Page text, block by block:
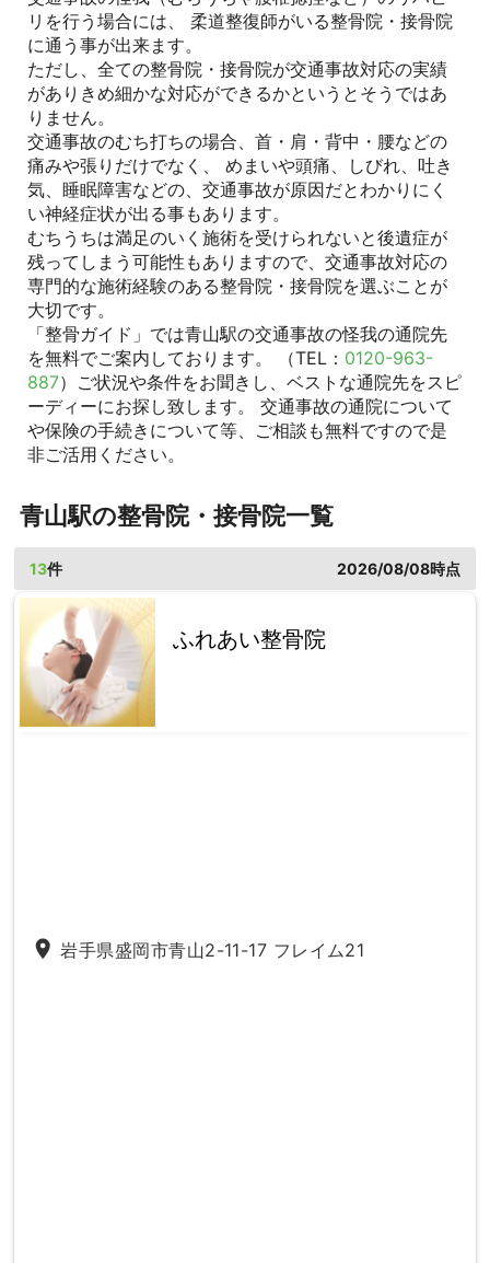
リを行う場合には、 柔道整復師がいる整骨院・接骨院
に通う事が出来ます。
ただし、全ての整骨院・接骨院が交通事故対応の実績
がありきめ細かな対応ができるかというとそうではあ
りません。
交通事故のむち打ちの場合、首・肩・背中・腰などの
痛みや張りだけでなく、 めまいや頭痛、しびれ、吐き
気、睡眠障害などの、交通事故が原因だとわかりにく
い神経症状が出る事もあります。
むちうちは満足のいく施術を受けられないと後遺症が
残ってしまう可能性もありますので、交通事故対応の
専門的な施術経験のある整骨院・接骨院を選ぶことが
大切です。
「整骨ガイド」では青山駅の交通事故の怪我の通院先
を無料でご案内しております。 （TEL： 0120-963-
887）ご状況や条件をお聞きし、ベストな通院先をスピ
ーディーにお探し致します。 交通事故の通院について
や保険の手続きについて等、ご相談も無料ですので是
非ご活用ください。
青山駅の整骨院・接骨院一覧
13件 2026/08/08時点
ふれあい整骨院
place 岩手県盛岡市青山2-11-17 フレイム21